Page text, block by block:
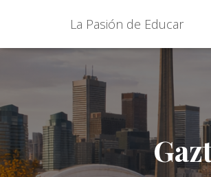
La Pasión de Educar